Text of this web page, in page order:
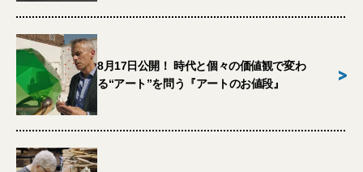
8月17日公開！ 時代と個々の価値観で変わ
る“アート”を問う『アートのお値段』
>